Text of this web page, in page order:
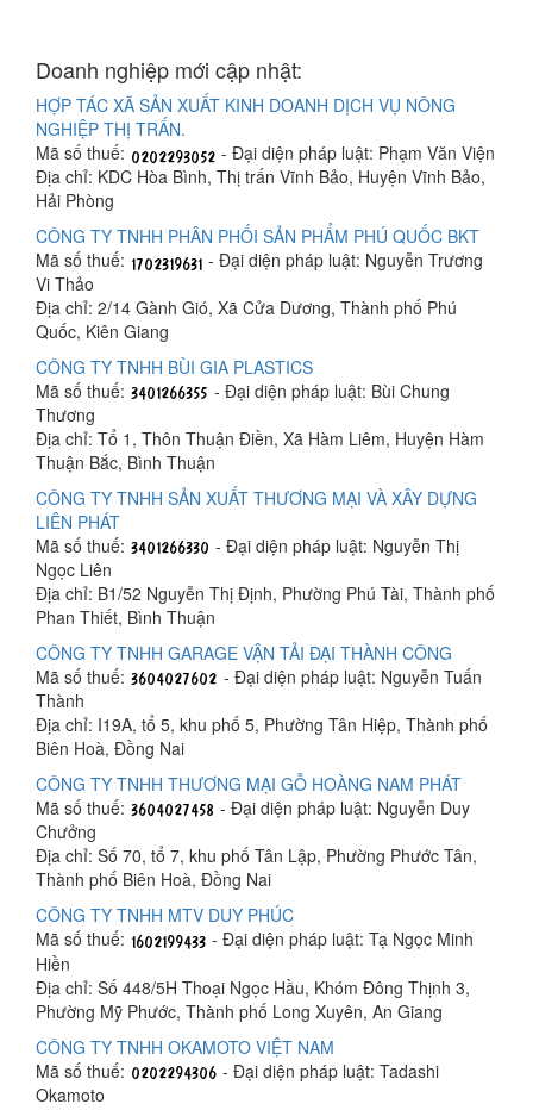
Doanh nghiệp mới cập nhật:
HỢP TÁC XÃ SẢN XUẤT KINH DOANH DỊCH VỤ NÔNG
NGHIỆP THỊ TRẤN.
Mã số thuế:
- Đại diện pháp luật: Phạm Văn Viện
Địa chỉ: KDC Hòa Bình, Thị trấn Vĩnh Bảo, Huyện Vĩnh Bảo,
Hải Phòng
CÔNG TY TNHH PHÂN PHỐI SẢN PHẨM PHÚ QUỐC BKT
Mã số thuế:
- Đại diện pháp luật: Nguyễn Trương
Vi Thảo
Địa chỉ: 2/14 Gành Gió, Xã Cửa Dương, Thành phố Phú
Quốc, Kiên Giang
CÔNG TY TNHH BÙI GIA PLASTICS
Mã số thuế:
- Đại diện pháp luật: Bùi Chung
Thương
Địa chỉ: Tổ 1, Thôn Thuận Điền, Xã Hàm Liêm, Huyện Hàm
Thuận Bắc, Bình Thuận
CÔNG TY TNHH SẢN XUẤT THƯƠNG MẠI VÀ XÂY DỰNG
LIÊN PHÁT
Mã số thuế:
- Đại diện pháp luật: Nguyễn Thị
Ngọc Liên
Địa chỉ: B1/52 Nguyễn Thị Định, Phường Phú Tài, Thành phố
Phan Thiết, Bình Thuận
CÔNG TY TNHH GARAGE VẬN TẢI ĐẠI THÀNH CÔNG
Mã số thuế:
- Đại diện pháp luật: Nguyễn Tuấn
Thành
Địa chỉ: I19A, tổ 5, khu phố 5, Phường Tân Hiệp, Thành phố
Biên Hoà, Đồng Nai
CÔNG TY TNHH THƯƠNG MẠI GỖ HOÀNG NAM PHÁT
Mã số thuế:
- Đại diện pháp luật: Nguyễn Duy
Chưởng
Địa chỉ: Số 70, tổ 7, khu phố Tân Lập, Phường Phước Tân,
Thành phố Biên Hoà, Đồng Nai
CÔNG TY TNHH MTV DUY PHÚC
Mã số thuế:
- Đại diện pháp luật: Tạ Ngọc Minh
Hiền
Địa chỉ: Số 448/5H Thoại Ngọc Hầu, Khóm Đông Thịnh 3,
Phường Mỹ Phước, Thành phố Long Xuyên, An Giang
CÔNG TY TNHH OKAMOTO VIỆT NAM
Mã số thuế:
- Đại diện pháp luật: Tadashi
Okamoto